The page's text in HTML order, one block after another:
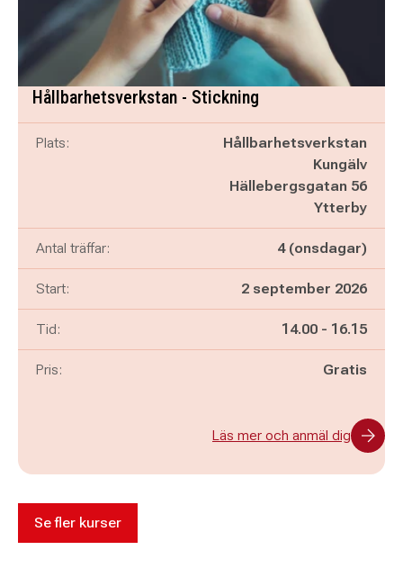
Hållbarhetsverkstan - Stickning
Plats:
Hållbarhetsverkstan
Kungälv
Hällebergsgatan 56
Ytterby
Antal träffar: 4 (onsdagar)
Start: 2 september 2026
Tid: Pågår mellan
14.00 - och
16.15
Pris: Gratis
Läs mer och anmäl dig
Se fler kurser